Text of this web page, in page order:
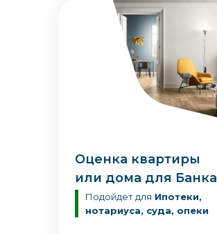
Оценка квартиры
или дома для Банка
Подойдет для Ипотеки,
нотариуса, суда, опеки